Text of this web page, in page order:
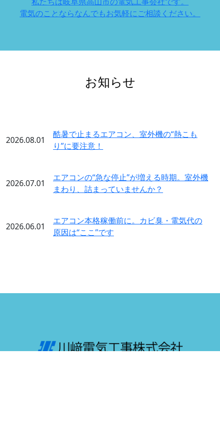
電気のことならなんでもお気軽にご相談ください。
お知らせ
2026.08.01
酷暑で止まるエアコン、室外機の“熱こも
り”に要注意！
2026.07.01
エアコンの“急な停止”が増える時期。室外機
まわり、詰まっていませんか？
2026.06.01
エアコン本格稼働前に。カビ臭・電気代の
原因は“ここ”です